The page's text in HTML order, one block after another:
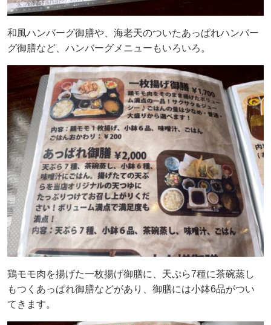
和風ハンバーグ御膳や、海老天のついたあっぱれハンバー
グ御膳など、ハンバーグメニューもいろいろ。
鶏モモ肉を揚げた一枚揚げ御膳に、天ぷら7種に茶碗蒸し
もつくあっぱれ御膳などがあり、御膳には小鉢6品がつい
てきます。